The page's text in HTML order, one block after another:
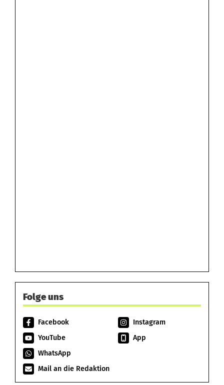
Folge uns
Facebook
Instagram
YouTube
App
WhatsApp
Mail an die Redaktion